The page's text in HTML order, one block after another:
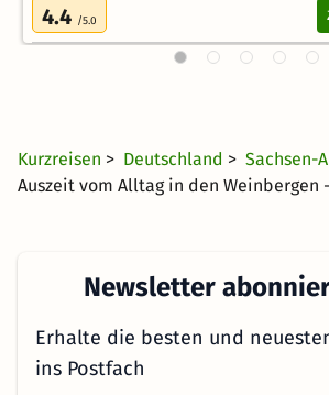
4.4 /5.0
Kurzreisen > Deutschland > Sachsen-
Auszeit vom Alltag in den Weinbergen
Newsletter
Erhalte die besten und
ins Postfach